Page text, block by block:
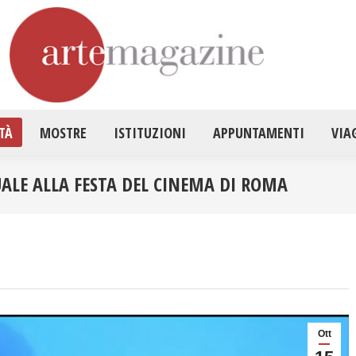
MOSTRE ISTITUZIONI APPUNTAMENTI
ALLA FESTA DEL CINEMA DI ROMA
Ott
HOME